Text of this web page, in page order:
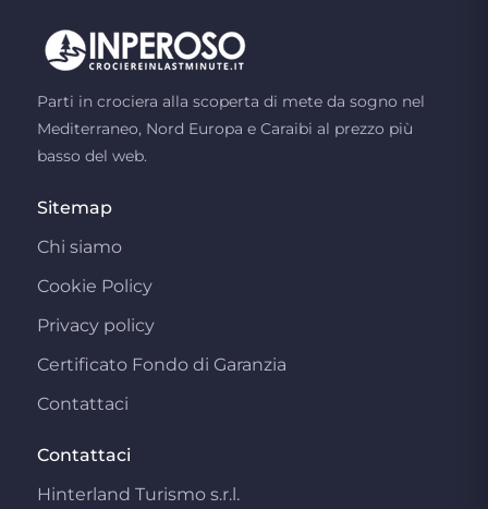
Parti in crociera alla scoperta di mete da sogno nel
Mediterraneo, Nord Europa e Caraibi al prezzo più
basso del web.
Sitemap
Chi siamo
Cookie Policy
Privacy policy
Certificato Fondo di Garanzia
Contattaci
Contattaci
Hinterland Turismo s.r.l.